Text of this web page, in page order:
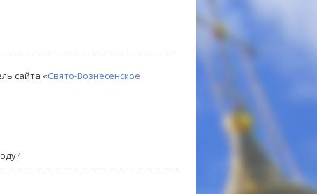
сайта «Свято-Вознесенское